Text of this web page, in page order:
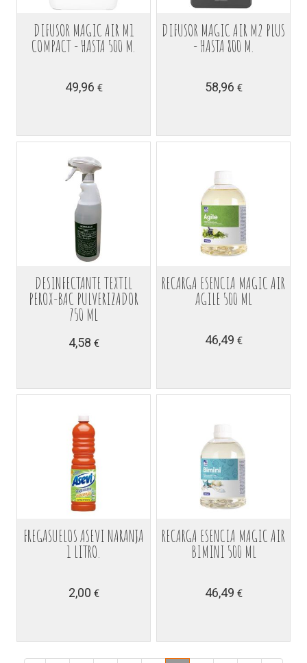
DIFUSOR MAGIC AIR M1
COMPACT - HASTA 500 M.
49,96 €
DIFUSOR MAGIC AIR M2 PLUS
- HASTA 800 M.
58,96 €
DESINFECTANTE TEXTIL
PEROX-BAC PULVERIZADOR
750 ML
4,58 €
RECARGA ESENCIA MAGIC AIR
AGILE 500 ML
46,49 €
FREGASUELOS ASEVI NARANJA
1 LITRO.
2,00 €
RECARGA ESENCIA MAGIC AIR
BIMINI 500 ML
46,49 €